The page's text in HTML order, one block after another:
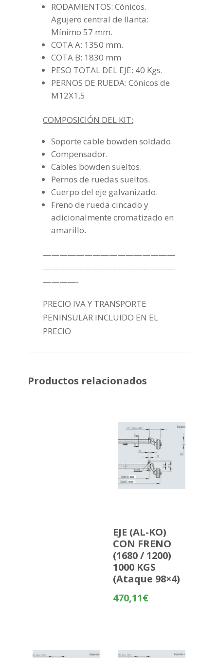
RODAMIENTOS: Cónicos.
Agujero central de llanta:
Mínimo 57 mm.
COTA A: 1350 mm.
COTA B: 1830 mm
PESO TOTAL DEL EJE: 40 Kgs.
PERNOS DE RUEDA: Cónicos de
M12X1,5
COMPOSICIÓN DEL KIT:
Soporte cable bowden soldado.
Compensador.
Cables bowden sueltos.
Pernos de ruedas sueltos.
Cuerpo del eje galvanizado.
Freno de rueda cincado y
adicionalmente cromatizado en
amarillo.
————————————————
————————————————
————-
PRECIO IVA Y TRANSPORTE
PENINSULAR INCLUIDO EN EL
PRECIO
Productos relacionados
EJE (AL-KO)
CON FRENO
(1680 / 1200)
1000 KGS
(Ataque 98×4)
470,11€